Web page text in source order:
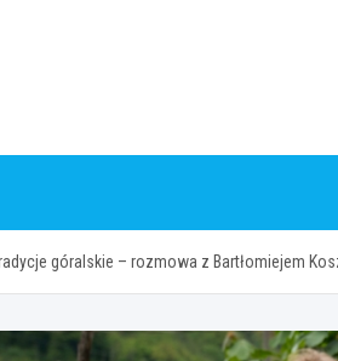
góralskie – rozmowa z Bartłomiejem